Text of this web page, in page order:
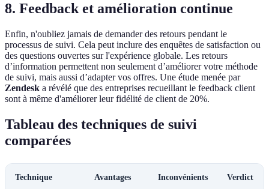
8. Feedback et amélioration continue
Enfin, n'oubliez jamais de demander des retours pendant le
processus de suivi. Cela peut inclure des enquêtes de satisfaction ou
des questions ouvertes sur l'expérience globale. Les retours
d’information permettent non seulement d’améliorer votre méthode
de suivi, mais aussi d’adapter vos offres. Une étude menée par
Zendesk a révélé que des entreprises recueillant le feedback client
sont à même d'améliorer leur fidélité de client de 20%.
Tableau des techniques de suivi
comparées
Technique Avantages Inconvénients Verdict